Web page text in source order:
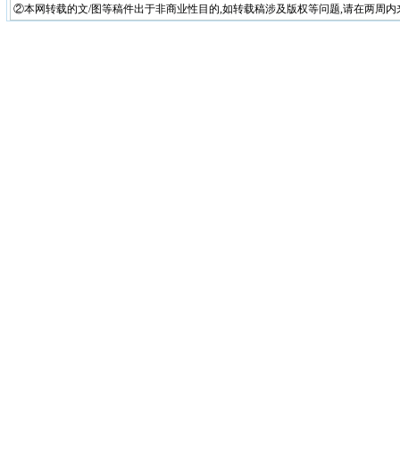
②本网转载的文/图等稿件出于非商业性目的,如转载稿涉及版权等问题,请在两周内